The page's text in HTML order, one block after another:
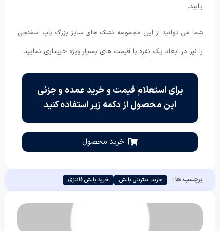
یابید.
شما می توانید از این مجموعه تشک های سایز بزرگ باب اسفنجی
را نیز در ابعاد یک نفره با قیمت های بسیار ویژه خریداری نمایید.
برای استعلام قیمت و خرید عمده و جزئی
این محصول از دکمه زیر استفاده کنید
| خرید محصول
برچسب ها : خرید اینترنتی بالش خرید بالش فانتزی